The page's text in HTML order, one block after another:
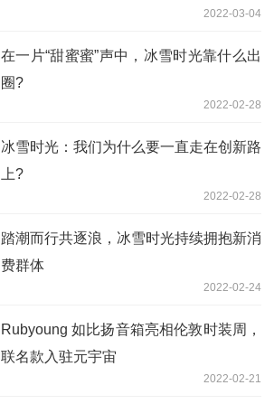
2022-03-04
在一片“甜蜜蜜”声中，冰雪时光靠什么出
圈?
2022-02-28
冰雪时光：我们为什么要一直走在创新路
上?
2022-02-28
踏潮而行共逐浪，冰雪时光持续拥抱新消
费群体
2022-02-24
Rubyoung 如比扬音箱亮相伦敦时装周，
联名款入驻元宇宙
2022-02-21